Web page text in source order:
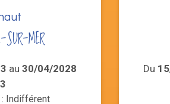
MER
au 30/04/2028
: Indifférent
Du